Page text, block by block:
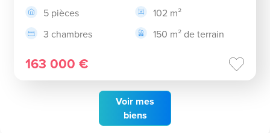
Voir mes
biens
5 pièces
102 m²
3 chambres
150 m² de terrain
163 000 €